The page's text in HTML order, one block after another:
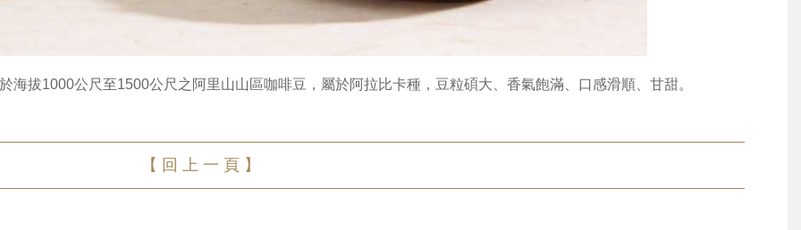
海拔1000公尺至1500公尺之阿里山山區咖啡豆，屬於阿拉比卡種，豆粒碩大、香氣飽滿、口感滑順、甘甜。
【 回 上 一 頁 】